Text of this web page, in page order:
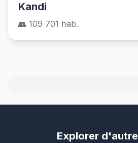
Kandi
👥 109 701 hab.
Explorer